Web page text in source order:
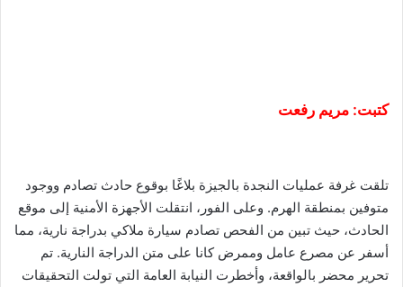
كتبت: مريم رفعت
تلقت غرفة عمليات النجدة بالجيزة بلاغًا بوقوع حادث تصادم ووجود
متوفين بمنطقة الهرم. وعلى الفور، انتقلت الأجهزة الأمنية إلى موقع
الحادث، حيث تبين من الفحص تصادم سيارة ملاكي بدراجة نارية، مما
أسفر عن مصرع عامل وممرض كانا على متن الدراجة النارية. تم
تحرير محضر بالواقعة، وأخطرت النيابة العامة التي تولت التحقيقات